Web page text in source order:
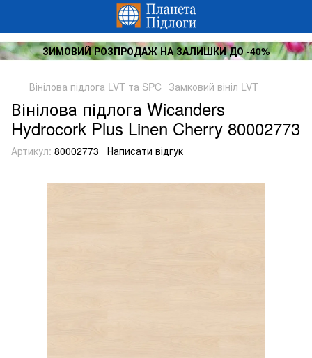
ЗИМОВИЙ РОЗПРОДАЖ НА ЗАЛИШКИ ДО -40%
Вінілова підлога LVT та SPC Замковий вініл LVT
Вінілова підлога Wicanders
Hydrocork Plus Linen Cherry 80002773
Артикул: 80002773 Написати відгук